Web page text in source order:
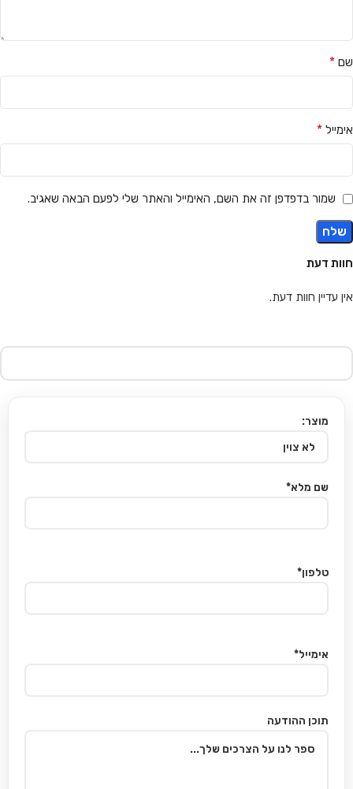
חוות דעת
אין עדיין חוות דעת.
שם *
אימייל *
שמור בדפדפן זה את השם, האימייל והאתר שלי לפעם הבאה שאגיב.
מוצר:
שם מלא*
טלפון*
אימייל*
תוכן ההודעה